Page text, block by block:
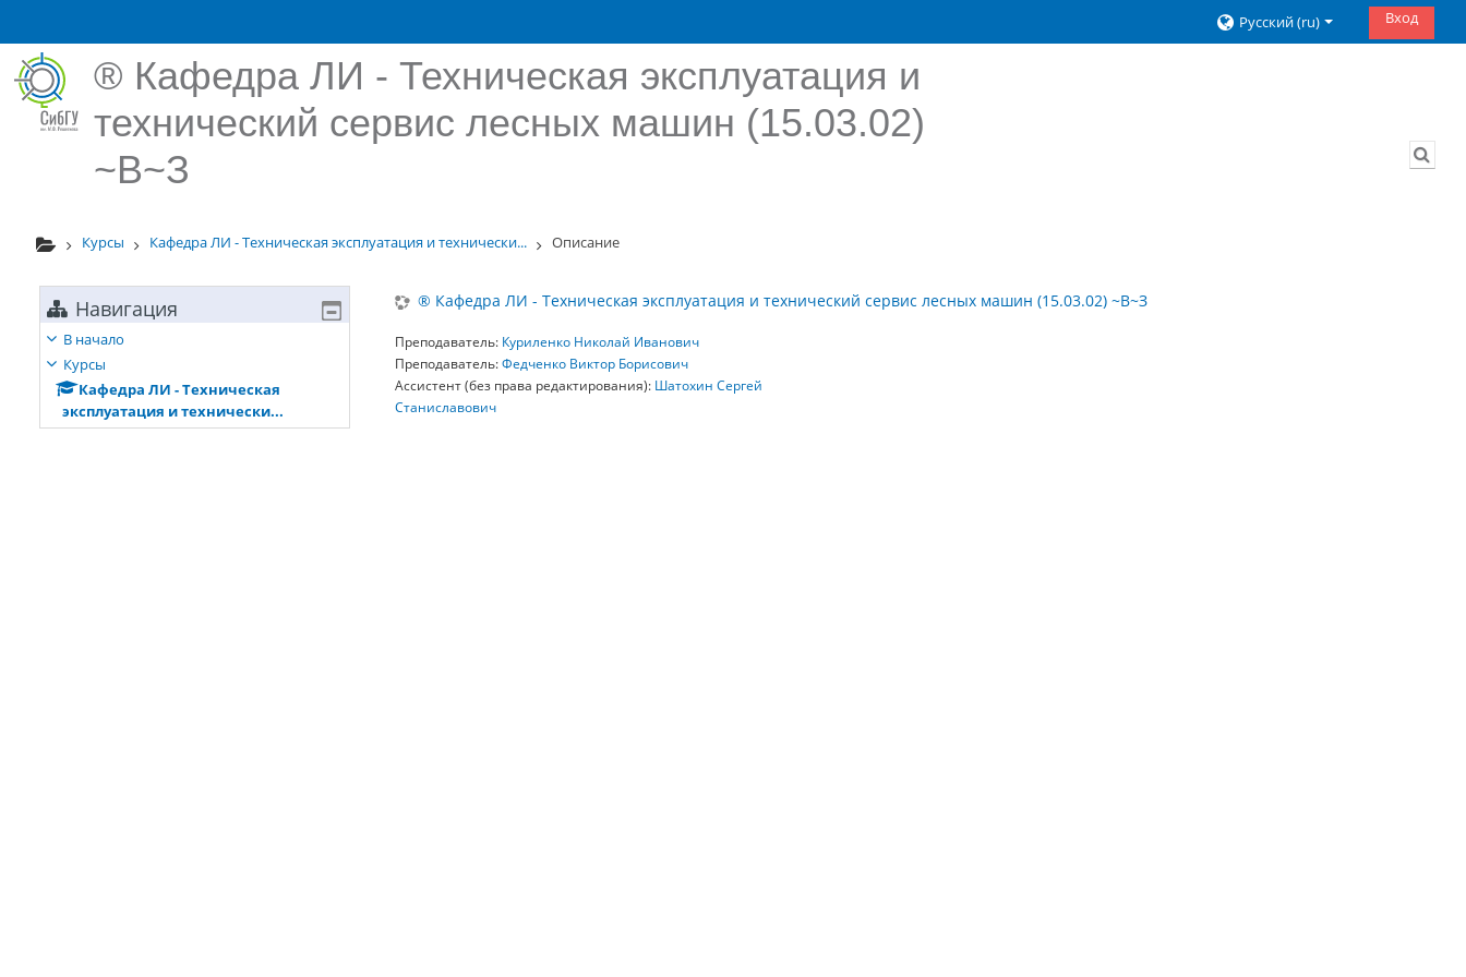
Русский ‎(ru)‎ Вход
® Кафедра ЛИ - Техническая эксплуатация и
технический сервис лесных машин (15.03.02)
~В~З
Курсы Кафедра ЛИ - Техническая эксплуатация и технически... Описание
® Кафедра ЛИ - Техническая эксплуатация и технический сервис лесных машин (15.03.02) ~В~З
Преподаватель: Куриленко Николай Иванович
Преподаватель:Федченко Виктор Борисович
Ассистент (без права редактирования): Шатохин Сергей
Станиславович
Навигация
В начало
Курсы
Кафедра ЛИ - Техническая
эксплуатация и технически...